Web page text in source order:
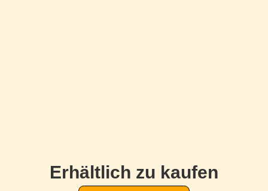
Erhältlich zu kaufen